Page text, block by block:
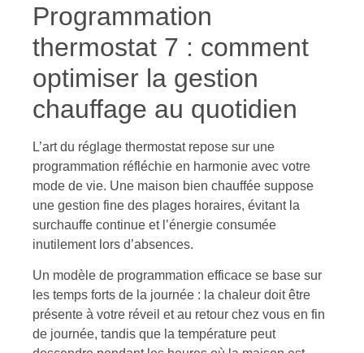
Programmation
thermostat 7 : comment
optimiser la gestion
chauffage au quotidien
L’art du réglage thermostat repose sur une
programmation réfléchie en harmonie avec votre
mode de vie. Une maison bien chauffée suppose
une gestion fine des plages horaires, évitant la
surchauffe continue et l’énergie consumée
inutilement lors d’absences.
Un modèle de programmation efficace se base sur
les temps forts de la journée : la chaleur doit être
présente à votre réveil et au retour chez vous en fin
de journée, tandis que la température peut